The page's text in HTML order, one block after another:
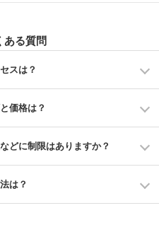
る質問
スは？
価格は？
どに制限はありますか？
は？